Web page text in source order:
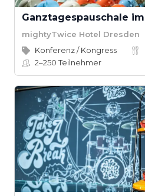
mightyTwice Hotel Dresden
Konferenz / Kongress
2–250Teilnehmer